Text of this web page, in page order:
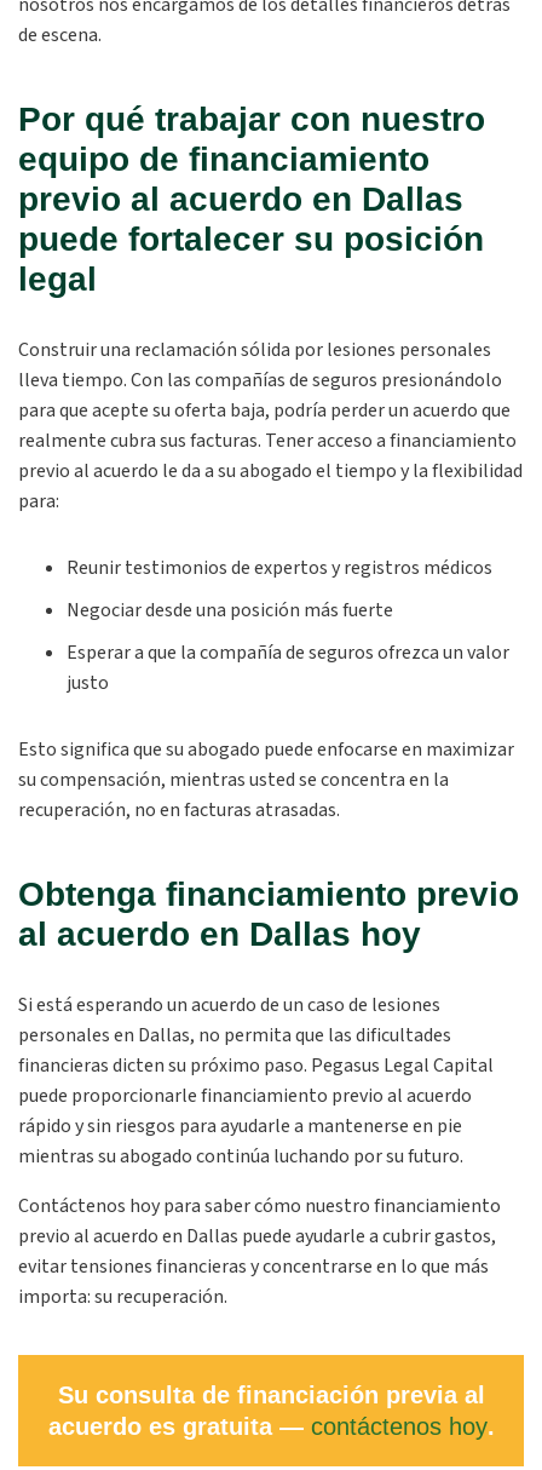
de escena.
Por qué trabajar con nuestro
equipo de financiamiento
previo al acuerdo en Dallas
puede fortalecer su posición
legal
Construir una reclamación sólida por lesiones personales
lleva tiempo. Con las compañías de seguros presionándolo
para que acepte su oferta baja, podría perder un acuerdo que
realmente cubra sus facturas. Tener acceso a financiamiento
previo al acuerdo le da a su abogado el tiempo y la flexibilidad
para:
Reunir testimonios de expertos y registros médicos
Negociar desde una posición más fuerte
Esperar a que la compañía de seguros ofrezca un valor
justo
Esto significa que su abogado puede enfocarse en maximizar
su compensación, mientras usted se concentra en la
recuperación, no en facturas atrasadas.
Obtenga financiamiento previo
al acuerdo en Dallas hoy
Si está esperando un acuerdo de un caso de lesiones
personales en Dallas, no permita que las dificultades
financieras dicten su próximo paso. Pegasus Legal Capital
puede proporcionarle financiamiento previo al acuerdo
rápido y sin riesgos para ayudarle a mantenerse en pie
mientras su abogado continúa luchando por su futuro.
Contáctenos hoy para saber cómo nuestro financiamiento
previo al acuerdo en Dallas puede ayudarle a cubrir gastos,
evitar tensiones financieras y concentrarse en lo que más
importa: su recuperación.
Su consulta de financiación previa al
acuerdo es gratuita — contáctenos hoy.